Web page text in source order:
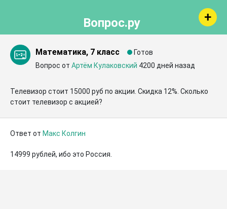
Вопрос.ру
Математика, 7 класс
Готов
Вопрос от Артём Кулаковский 4200 дней назад
Телевизор стоит 15000 руб по акции. Скидка 12%. Сколько
стоит телевизор с акцией?
Ответ от Макс Колгин
14999 рублей, ибо это Россия.